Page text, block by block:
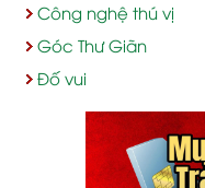
Công nghệ thú vị
Góc Thư Giãn
Đố vui